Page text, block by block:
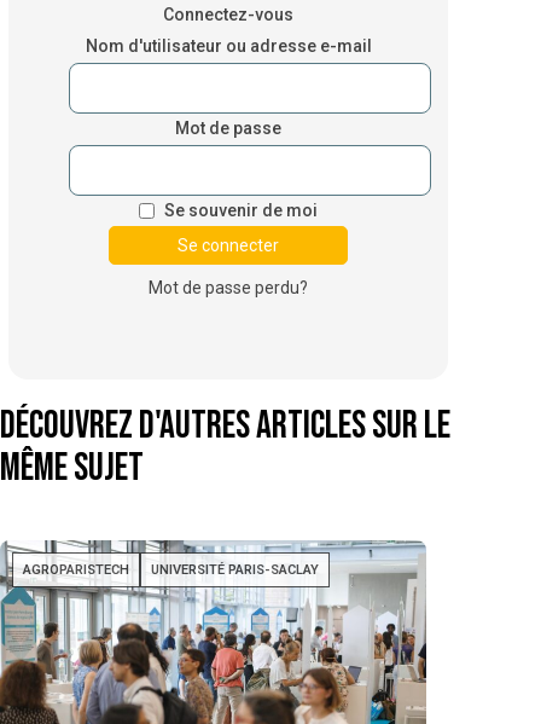
Connectez-vous
Nom d'utilisateur ou adresse e-mail
Mot de passe
Se souvenir de moi
Mot de passe perdu?
Découvrez d'autres articles sur le
même sujet
AGROPARISTECH UNIVERSITÉ PARIS-SACLAY